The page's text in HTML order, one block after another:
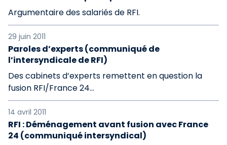
Argumentaire des salariés de RFI.
29 juin 2011
Paroles d’experts (communiqué de
l’intersyndicale de RFI)
Des cabinets d’experts remettent en question la
fusion RFI/France 24...
14 avril 2011
RFI : Déménagement avant fusion avec France
24 (communiqué intersyndical)